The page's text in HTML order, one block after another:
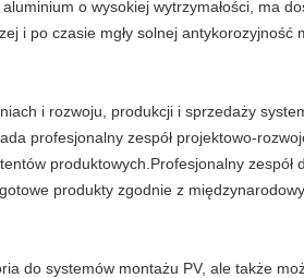
o wysokiej wytrzymałości, ma
i po czasie mgły solnej antykorozyjność
i rozwoju, produkcji i sprzedaży
profesjonalny zespół projektowo-
produktowych.Profesjonalny zespół
produkty zgodnie z
do systemów montażu PV, ale także